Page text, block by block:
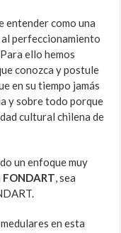
entender como una
perfeccionamiento
ello hemos
conozca y postule
en su tiempo jamás
y sobre todo porque
cultural chilena de
un enfoque muy
FONDART, sea
en esta